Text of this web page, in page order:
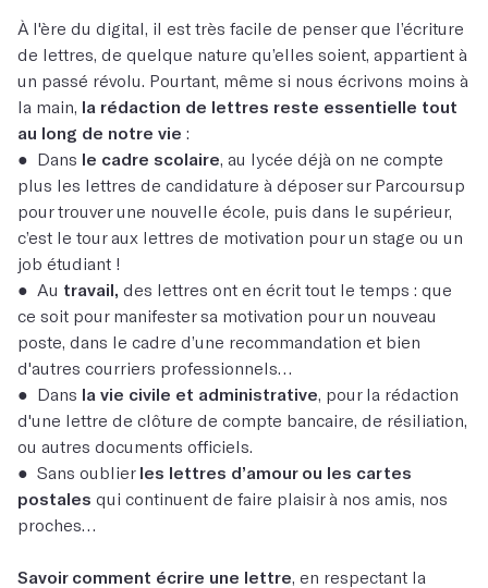
À l'ère du digital, il est très facile de penser que l’écriture
de lettres, de quelque nature qu’elles soient, appartient à
un passé révolu. Pourtant, même si nous écrivons moins à
la main, la rédaction de lettres reste essentielle tout
au long de notre vie :
● Dans le cadre scolaire, au lycée déjà on ne compte
plus les lettres de candidature à déposer sur Parcoursup
pour trouver une nouvelle école, puis dans le supérieur,
c’est le tour aux lettres de motivation pour un stage ou un
job étudiant !
● Au travail, des lettres ont en écrit tout le temps : que
ce soit pour manifester sa motivation pour un nouveau
poste, dans le cadre d’une recommandation et bien
d'autres courriers professionnels…
● Dans la vie civile et administrative, pour la rédaction
d'une lettre de clôture de compte bancaire, de résiliation,
ou autres documents officiels.
● Sans oublier les lettres d’amour ou les cartes
postales qui continuent de faire plaisir à nos amis, nos
proches…
Savoir comment écrire une lettre, en respectant la